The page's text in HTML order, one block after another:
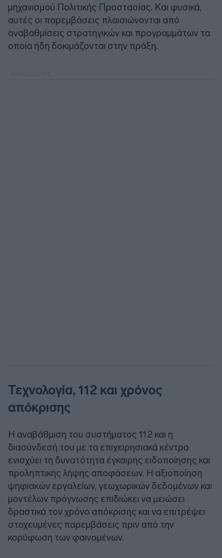
μηχανισμού Πολιτικής Προστασίας. Και φυσικά,
αυτές οι παρεμβάσεις πλαισιώνονται από
αναβαθμίσεις στρατηγικών και προγραμμάτων τα
οποία ήδη δοκιμάζονται στην πράξη.
Τεχνολογία, 112 και χρόνος
απόκρισης
Η αναβάθμιση του συστήματος 112 και η
διασύνδεσή του με τα επιχειρησιακά κέντρα
ενισχύει τη δυνατότητα έγκαιρης ειδοποίησης και
προληπτικής λήψης αποφάσεων. Η αξιοποίηση
ψηφιακών εργαλείων, γεωχωρικών δεδομένων και
μοντέλων πρόγνωσης επιδιώκει να μειώσει
δραστικά τον χρόνο απόκρισης και να επιτρέψει
στοχευμένες παρεμβάσεις πριν από την
κορύφωση των φαινομένων.